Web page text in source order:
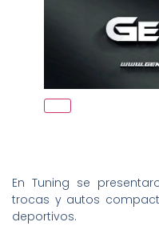
En Tuning se
trocas y autos
deportivos.